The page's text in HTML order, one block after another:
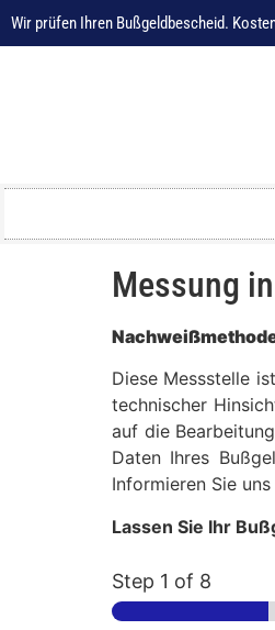
Wir prüfen Ihren Bußgeldbescheid.
Messung
Diese Messstelle
technischer
auf die
Daten Ihres
Informieren Sie
Lassen Sie Ihr
Step 1 of 8